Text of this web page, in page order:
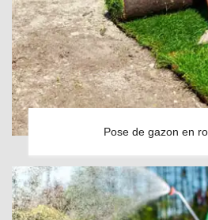
Pose de gazon en